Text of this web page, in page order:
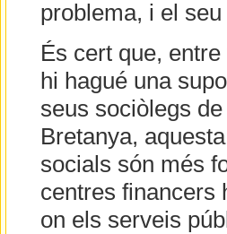
problema, i el
És cert que,
hi hagué una
seus sociòlegs
Bretanya,
socials són més
centres financers
on els serveis